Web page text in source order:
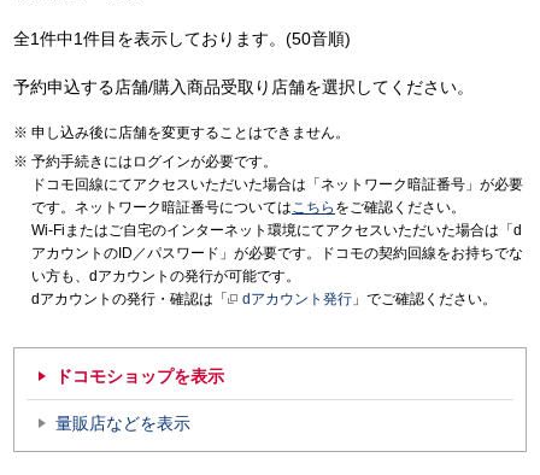
全1件中1件目を表示しております。(50音順)
予約申込する店舗/購入商品受取り店舗を選択してください。
申し込み後に店舗を変更することはできません。
予約手続きにはログインが必要です。
ドコモ回線にてアクセスいただいた場合は「ネットワーク暗証番号」が必要
です。ネットワーク暗証番号についてはこちら をご確認ください。
Wi-Fiまたはご自宅のインターネット環境にてアクセスいただいた場合は「d
アカウントのID／パスワード」が必要です。ドコモの契約回線をお持ちでな
い方も、dアカウントの発行が可能です。
dアカウントの発行・確認は「
dアカウント発行 」でご確認ください。
ドコモショップを表示
量販店などを表示